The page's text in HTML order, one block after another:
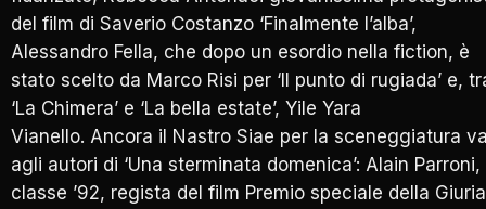
del film di Saverio Costanzo ‘Finalmente l’alba’,
Alessandro Fella, che dopo un esordio nella fiction, è
stato scelto da Marco Risi per ‘Il punto di rugiada’ e,
‘La Chimera’ e ‘La bella estate’, Yile Yara
Vianello. Ancora il Nastro Siae per la sceneggiatura
agli autori di ‘Una sterminata domenica’: Alain Parroni,
classe ’92, regista del film Premio speciale della Giuria